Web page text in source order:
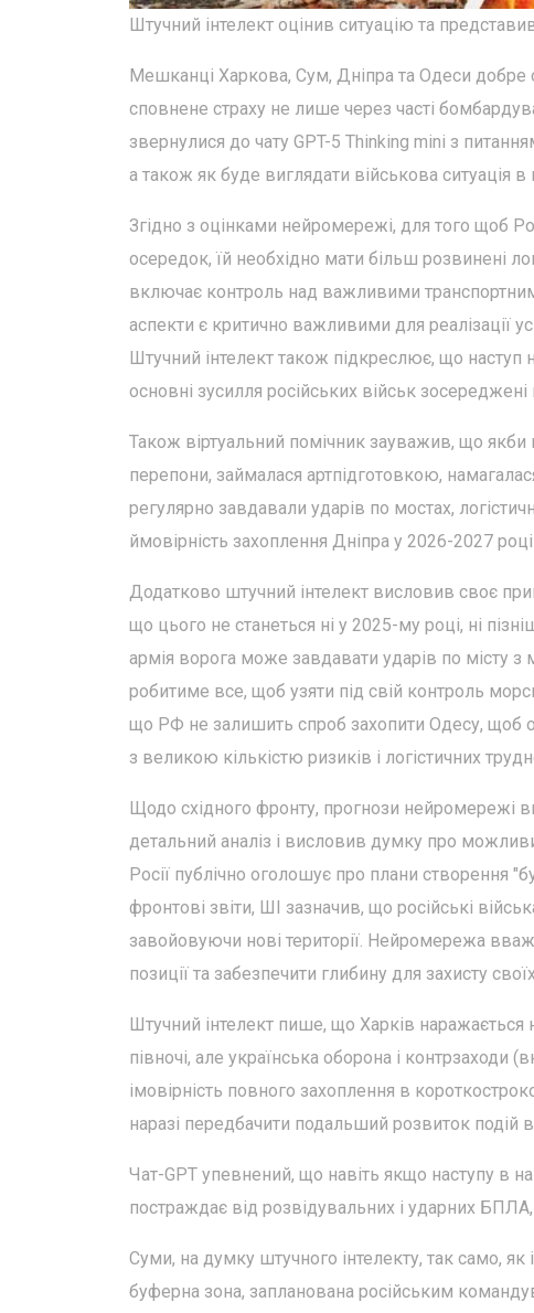
Штучний інтелект оцінив ситуацію та
Мешканці Харкова, Сум, Дніпра та Одеси добре
сповнене страху не лише через часті
звернулися до чату GPT-5 Thinking mini з
а також як буде виглядати військова ситуація
Згідно з оцінками нейромережі, для того щоб
осередок, їй необхідно мати більш розвинені
включає контроль над важливими
аспекти є критично важливими для реалізації
Штучний інтелект також підкреслює, що наступ
основні зусилля російських військ зосереджені
Також віртуальний помічник зауважив, що якби
перепони, займалася артпідготовкою,
регулярно завдавали ударів по мостах,
ймовірність захоплення Дніпра у 2026-2027
Додатково штучний інтелект висловив своє
що цього не станеться ні у 2025-му році, ні
армія ворога може завдавати ударів по місту з
робитиме все, щоб узяти під свій контроль
що РФ не залишить спроб захопити Одесу, щоб
з великою кількістю ризиків і логістичних
Щодо східного фронту, прогнози нейромережі
детальний аналіз і висловив думку про
Росії публічно оголошує про плани створення
фронтові звіти, ШІ зазначив, що російські
завойовуючи нові території. Нейромережа
позиції та забезпечити глибину для захисту
Штучний інтелект пише, що Харків наражається
півночі, але українська оборона і
імовірність повного захоплення в
наразі передбачити подальший розвиток подій
Чат-GPT упевнений, що навіть якщо наступу в
постраждає від розвідувальних і ударних
Суми, на думку штучного інтелекту, так само, як
буферна зона, запланована російським